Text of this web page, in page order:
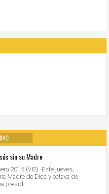
sin su Madre
2015 (VIS).-Este jueves,
Madre de Dios y octava de
presid...